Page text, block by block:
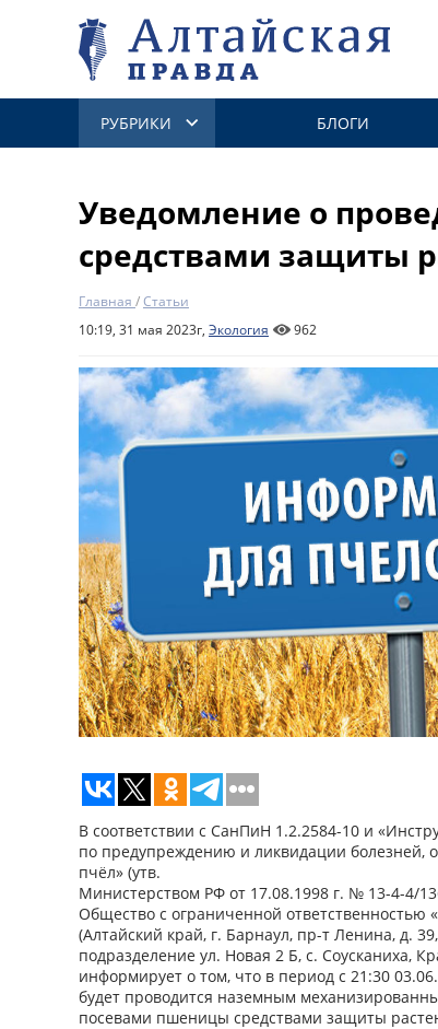
РУБРИКИ БЛОГИ
Уведомление о
средствами защиты
Главная /Статьи
10:19, 31 мая 2023г, Экология 962
В соответствии с СанПиН 1.2.2584-10 и
по предупреждению и ликвидации болезней,
пчёл» (утв.
Министерством РФ от 17.08.1998 г. № 13-4-4/
Общество с ограниченной ответственностью
(Алтайский край, г. Барнаул, пр-т Ленина, д.
подразделение ул. Новая 2 Б, с. Соусканиха,
информирует о том, что в период с 21:30
будет проводится наземным
посевами пшеницы средствами защиты